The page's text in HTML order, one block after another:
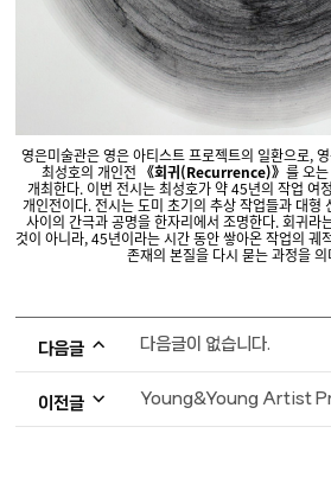
영은미술관은 영은 아티스트 프로젝트의 일환으로,
최성호의 개인전 《회귀(Recurrence)》를 오
개최한다. 이번 전시는최성호가 약 45년의 작업 여
개인전이다. 전시는 도미 초기의 추상 작업들과 대형
사이의 간극과 공명을 한자리에서 조명한다. 회귀라
것이 아니라, 45년이라는 시간 동안 쌓아온 작업의 궤
존재의 본질을 다시 묻는 과정을
다음글 다음글이 없습니다.
이전글